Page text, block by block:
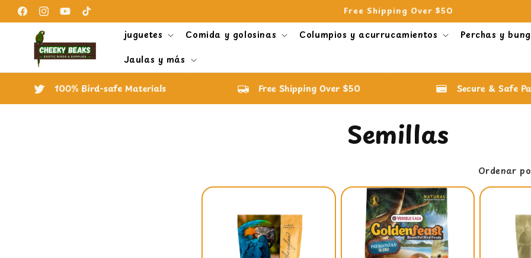
directamente
al contenido
FacebookInstagram
YouTubeTikTok
Free Shipping Over $50
juguetes Comida y golosinas Columpios y acurrucamientos Perchas y
Jaulas y más
100% Bird-safe Materials Free Shipping Over $50 Secure & Safe
C
l
Semillas
Ordenar